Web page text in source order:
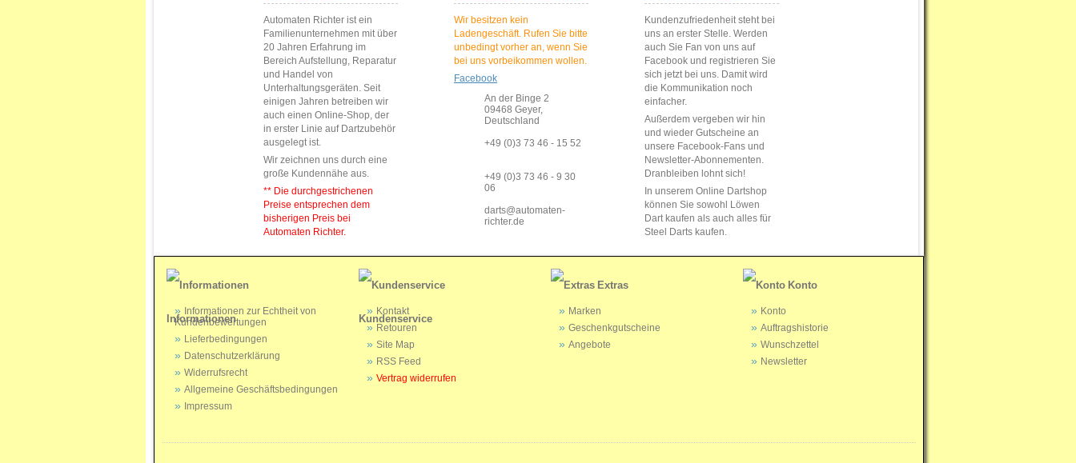
Automaten Richter ist ein
Familienunternehmen mit über
20 Jahren Erfahrung im
Bereich Aufstellung, Reparatur
und Handel von
Unterhaltungsgeräten. Seit
einigen Jahren betreiben wir
auch einen Online-Shop, der
in erster Linie auf Dartzubehör
ausgelegt ist.
Wir zeichnen uns durch eine
große Kundennähe aus.
** Die durchgestrichenen
Preise entsprechen dem
bisherigen Preis bei
Automaten Richter.
Wir besitzen kein
Ladengeschäft. Rufen Sie bitte
unbedingt vorher an, wenn Sie
bei uns vorbeikommen wollen.
Facebook
An der Binge 2
09468 Geyer,
Deutschland
+49 (0)3 73 46 - 15 52
+49 (0)3 73 46 - 9 30
06
darts@automaten-
richter.de
Kundenzufriedenheit steht bei
uns an erster Stelle. Werden
auch Sie Fan von uns auf
Facebook und registrieren Sie
sich jetzt bei uns. Damit wird
die Kommunikation noch
einfacher.
Außerdem vergeben wir hin
und wieder Gutscheine an
unsere Facebook-Fans und
Newsletter-Abonnementen.
Dranbleiben lohnt sich!
In unserem Online Dartshop
können Sie sowohl Löwen
Dart kaufen als auch alles für
Steel Darts kaufen.
Informationen
Informationen zur Echtheit von
Kundenbewertungen
Lieferbedingungen
Datenschutzerklärung
Widerrufsrecht
Allgemeine Geschäftsbedingungen
Impressum
Kundenservice
Kontakt
Retouren
Site Map
RSS Feed
Vertrag widerrufen
Extras
Marken
Geschenkgutscheine
Angebote
Konto
Konto
Auftragshistorie
Wunschzettel
Newsletter